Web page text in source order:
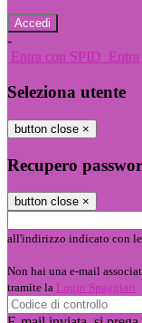
-
Entra con SPID
Seleziona utente
button close ×
Recupero
button close ×
all'indirizzo indicato con
Non hai una e-mail
tramite la Login Spaggiari